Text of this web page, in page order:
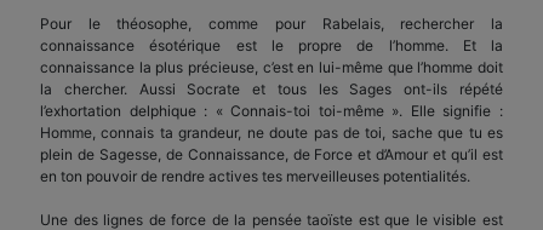
Pour le théosophe, comme pour Rabelais, rechercher la
connaissance ésotérique est le propre de l’homme. Et la
connaissance la plus précieuse, c’est en lui-même que l’homme doit
la chercher. Aussi Socrate et tous les Sages ont-ils répété
l’exhortation delphique : « Connais-toi toi-même ». Elle signifie :
Homme, connais ta grandeur, ne doute pas de toi, sache que tu es
plein de Sagesse, de Connaissance, de Force et d’Amour et qu’il est
en ton pouvoir de rendre actives tes merveilleuses potentialités.
Une des lignes de force de la pensée taoïste est que le visible est